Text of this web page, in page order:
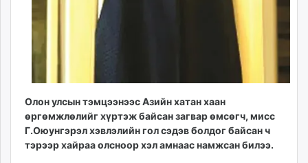
tumen.mn
shuum.mn
mass.mn
unegui.mn
assa.mn
Олон улсын тэмцээнээс Азийн хатан хаан
өргөмжлөлийг хүртэж байсан загвар өмсөгч, мисс
Г.Оюунгэрэл хэвлэлийн гол сэдэв болдог байсан ч
тэрээр хайраа олсноор хэл амнаас намжсан билээ.